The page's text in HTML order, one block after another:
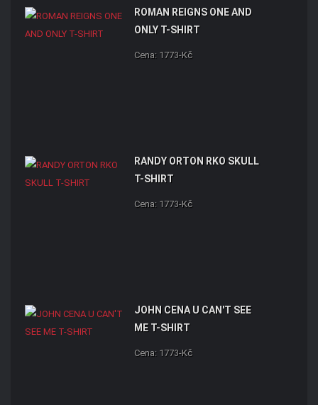
ROMAN REIGNS ONE AND
ONLY T-SHIRT
Cena: 1773-Kč
RANDY ORTON RKO SKULL
T-SHIRT
Cena: 1773-Kč
JOHN CENA U CAN'T SEE
ME T-SHIRT
Cena: 1773-Kč